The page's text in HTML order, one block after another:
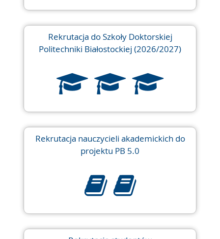
Rekrutacja do Szkoły Doktorskiej
Politechniki Białostockiej (2026/2027)
Rekrutacja nauczycieli akademickich do
projektu PB 5.0